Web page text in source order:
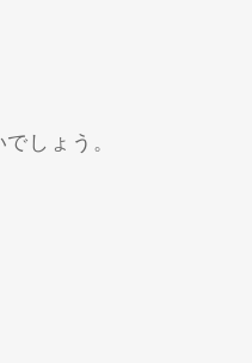
しょう。